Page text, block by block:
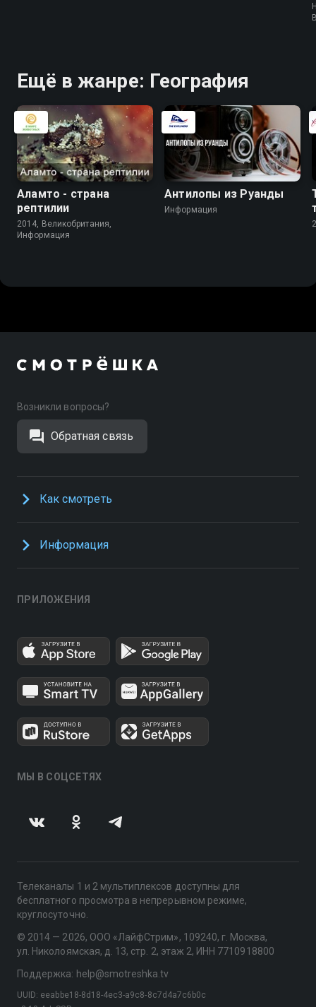
Ещё в жанре: География
Аламто - страна
рептилии
2014, Великобритания,
Информация
Антилопы из Руанды
Информация
Возникли вопросы?
Обратная связь
Как смотреть
Информация
ПРИЛОЖЕНИЯ
МЫ В СОЦСЕТЯХ
Телеканалы 1 и 2 мультиплексов доступны для
бесплатного просмотра в непрерывном режиме,
круглосуточно.
© 2014 — 2026, ООО «ЛайфСтрим», 109240, г. Москва,
ул. Николоямская, д. 13, стр. 2, этаж 2, ИНН 7710918800
Поддержка: help@smotreshka.tv
UUID: eeabbe18-8d18-4ec3-a9c8-8c7d4a7c6b0c